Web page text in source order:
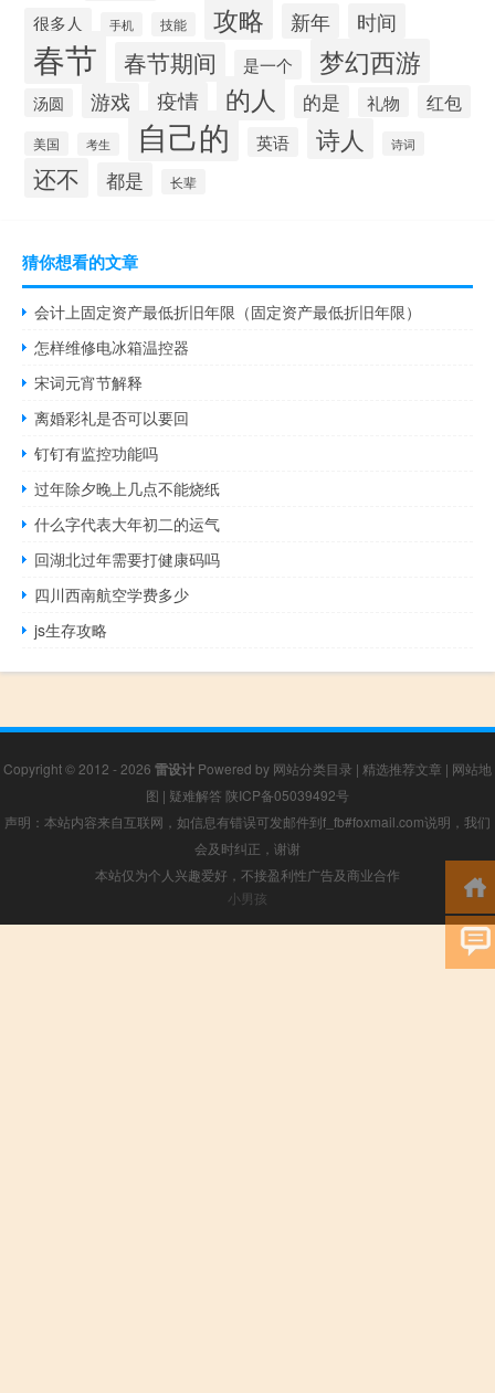
很多人 手机 技能 攻略 新年 时间
春节 春节期间 是一个 梦幻西游
汤圆 游戏 疫情 的人 的是 礼物 红包
美国 考生 自己的 英语 诗人 诗词
还不 都是 长辈
猜你想看的文章
会计上固定资产最低折旧年限（固定资产最低折旧年限）
怎样维修电冰箱温控器
宋词元宵节解释
离婚彩礼是否可以要回
钉钉有监控功能吗
过年除夕晚上几点不能烧纸
什么字代表大年初二的运气
回湖北过年需要打健康码吗
四川西南航空学费多少
js生存攻略
Copyright © 2012 - 2026 雷设计 Powered by 网站分类目录 | 精选推荐文章 | 网站地
图 | 疑难解答 陕ICP备05039492号
声明：本站内容来自互联网，如信息有错误可发邮件到f_fb#foxmail.com说明，我们
会及时纠正，谢谢
本站仅为个人兴趣爱好，不接盈利性广告及商业合作
小男孩